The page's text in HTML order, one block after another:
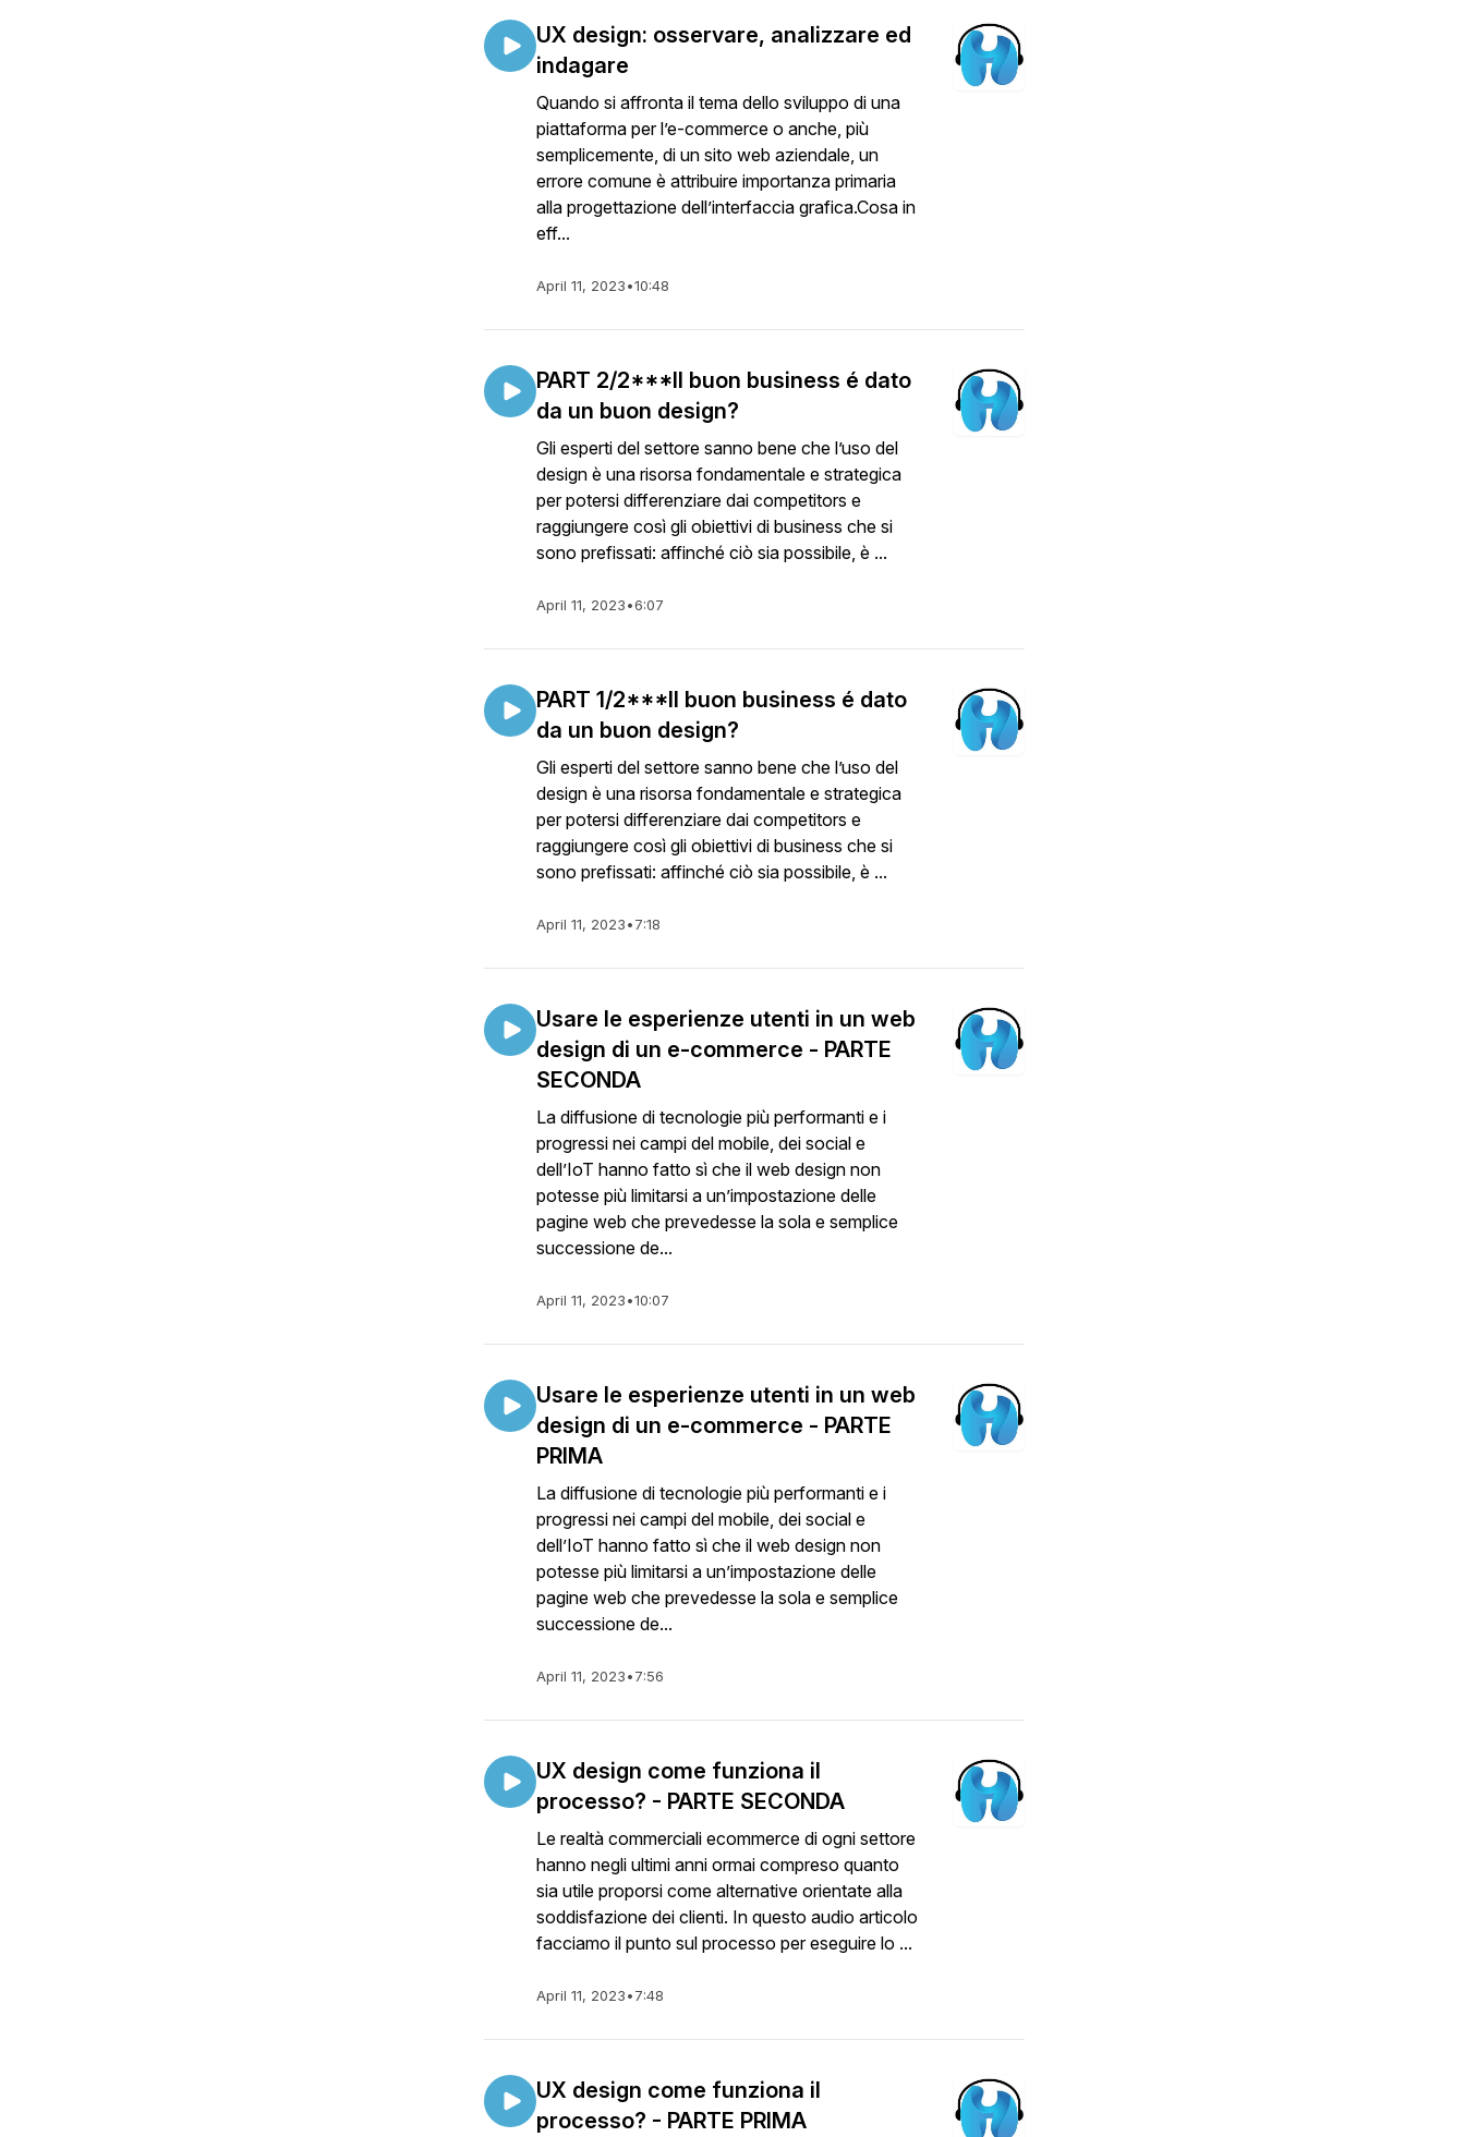
UX design: osservare, analizzare ed
indagare
Quando si affronta il tema dello sviluppo di una
piattaforma per l’e-commerce o anche, più
semplicemente, di un sito web aziendale, un
errore comune è attribuire importanza primaria
alla progettazione dell’interfaccia grafica.Cosa in
eff...
April 11, 2023•10:48
PART 2/2***Il buon business é dato
da un buon design?
Gli esperti del settore sanno bene che l’uso del
design è una risorsa fondamentale e strategica
per potersi differenziare dai competitors e
raggiungere così gli obiettivi di business che si
sono prefissati: affinché ciò sia possibile, è ...
April 11, 2023•6:07
PART 1/2***Il buon business é dato
da un buon design?
Gli esperti del settore sanno bene che l’uso del
design è una risorsa fondamentale e strategica
per potersi differenziare dai competitors e
raggiungere così gli obiettivi di business che si
sono prefissati: affinché ciò sia possibile, è ...
April 11, 2023•7:18
Usare le esperienze utenti in un web
design di un e-commerce - PARTE
SECONDA
La diffusione di tecnologie più performanti e i
progressi nei campi del mobile, dei social e
dell’IoT hanno fatto sì che il web design non
potesse più limitarsi a un’impostazione delle
pagine web che prevedesse la sola e semplice
successione de...
April 11, 2023•10:07
Usare le esperienze utenti in un web
design di un e-commerce - PARTE
PRIMA
La diffusione di tecnologie più performanti e i
progressi nei campi del mobile, dei social e
dell’IoT hanno fatto sì che il web design non
potesse più limitarsi a un’impostazione delle
pagine web che prevedesse la sola e semplice
successione de...
April 11, 2023•7:56
UX design come funziona il
processo? - PARTE SECONDA
Le realtà commerciali ecommerce di ogni settore
hanno negli ultimi anni ormai compreso quanto
sia utile proporsi come alternative orientate alla
soddisfazione dei clienti. In questo audio articolo
facciamo il punto sul processo per eseguire lo ...
April 11, 2023•7:48
UX design come funziona il
processo? - PARTE PRIMA